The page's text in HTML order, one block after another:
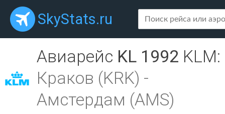
SkyStats.ru
Авиарейс KL 1992 KLM:
Краков (KRK) -
Амстердам (AMS)